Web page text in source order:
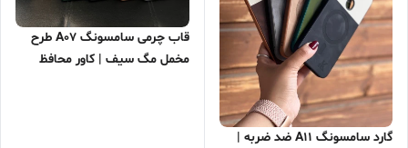
گارد سامسونگ A11 ضد ضربه |
قاب چرمی سامسونگ A07 طرح
مخمل مگ سیف | کاور محافظ